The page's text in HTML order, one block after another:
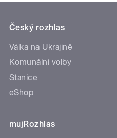
Český rozhlas
Válka na Ukrajině
Komunální volby
Stanice
eShop
mujRozhlas